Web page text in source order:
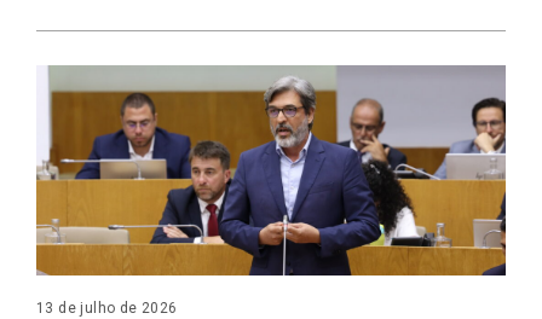
13 de julho de 2026